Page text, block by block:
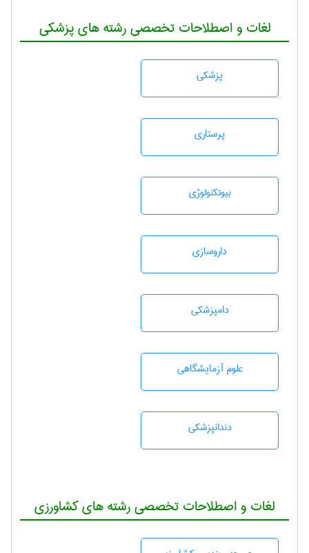
لغات و اصطلاحات تخصصی رشته های پزشکی
پزشكی
پرستاری
بيوتكنولوژی
داروسازی
دامپزشكی
علوم آزمايشگاهی
دندانپزشكی
لغات و اصطلاحات تخصصی رشته های کشاورزی